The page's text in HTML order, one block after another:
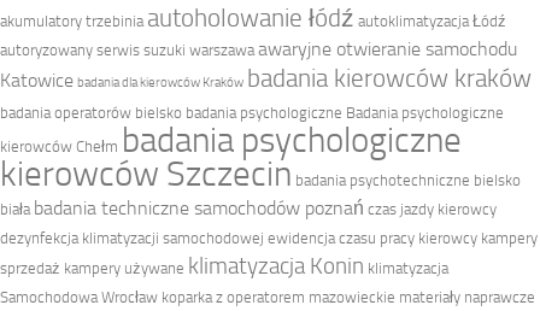
akumulatory trzebinia autoholowanie łódź autoklimatyzacja Łódź
autoryzowany serwis suzuki warszawaawaryjne otwieranie samochodu
Katowice badania dla kierowców Kraków badania kierowców kraków
badania operatorów bielsko badania psychologiczne Badania psychologiczne
kierowców Chełm badania psychologiczne
kierowców Szczecin badania psychotechniczne bielsko
biała badania techniczne samochodów poznań czas jazdy kierowcy
dezynfekcja klimatyzacji samochodowej ewidencja czasu pracy kierowcy kampery
sprzedaż kampery używane klimatyzacja Konin klimatyzacja
Samochodowa Wrocław koparka z operatorem mazowieckie materiały naprawcze